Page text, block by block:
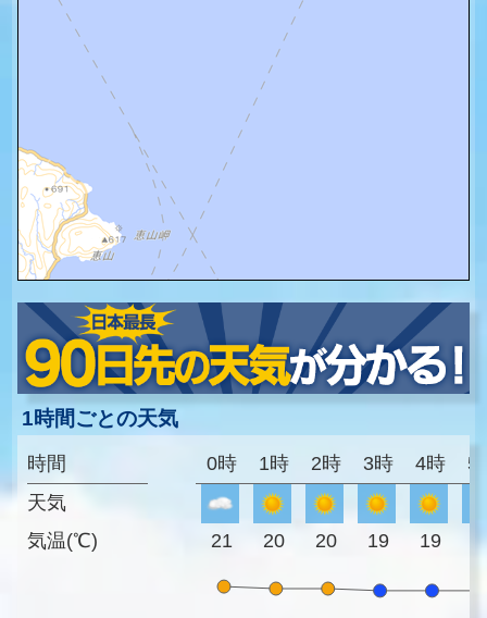
1時間ごとの天気
時間
天気
気温(℃)
0時 1時 2時 3時 4時 5
21 20 20 19 19